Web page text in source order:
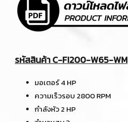
รหัสสินค้า C-FI200-W65-WM
มอเตอร์ 4 HP
ความเร็วรอบ 2800 RPM
กำลังหัว 2 HP